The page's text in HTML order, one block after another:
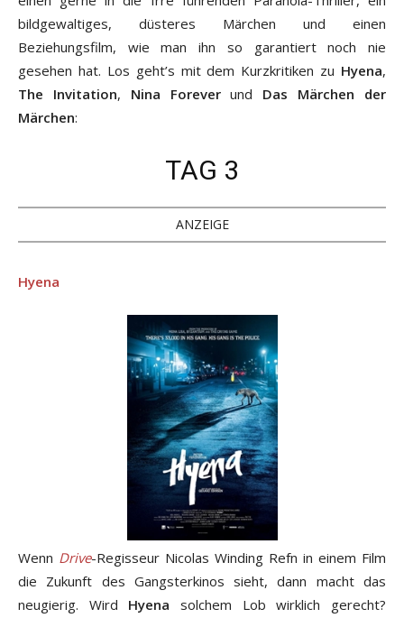
bildgewaltiges, düsteres Märchen und einen
Beziehungsfilm, wie man ihn so garantiert noch nie
gesehen hat. Los geht’s mit dem Kurzkritiken zu Hyena,
The Invitation, Nina Foreverund Das Märchen der
Märchen:
TAG 3
ANZEIGE
Hyena
Wenn Drive-Regisseur Nicolas Winding Refn in einem Film
die Zukunft des Gangsterkinos sieht, dann macht das
neugierig. Wird Hyena solchem Lob wirklich gerecht?